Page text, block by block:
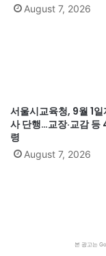
August 7, 2026
서울시교육청, 9월 1
사 단행…교장·교감 등
령
August 7, 2026
본 광고는